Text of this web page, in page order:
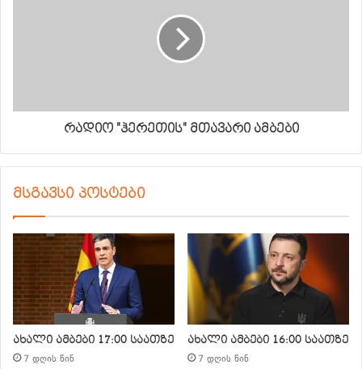
რადიო "ჰერეთის" მთავარი ამბები
მსგავსი პოსტები
ახალი ამბები 17:00 საათზე
7 დღის წინ
ახალი ამბები 16:00 საათზე
7 დღის წინ